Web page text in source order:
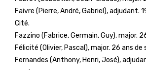
Faivre (Pierre, André, Gabriel), adjudant.
Cité.
Fazzino (Fabrice, Germain, Guy), major.
Félicité (Olivier, Pascal), major. 26 ans de
Fernandes (Anthony, Henri, José),